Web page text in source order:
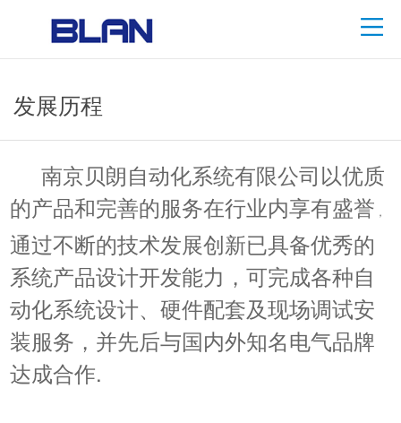
发展历程
南京贝朗自动化系统有限公司以优质
的产品和完善的服务在行业内享有盛誉 ，
通过不断的技术发展创新已具备优秀的
系统产品设计开发能力，可完成各种自
动化系统设计、硬件配套及现场调试安
装服务，并先后与国内外知名电气品牌
达成合作.